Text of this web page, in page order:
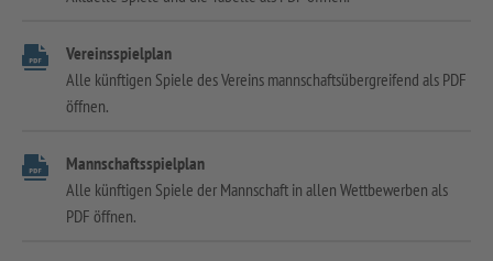
Vereinsspielplan
Alle künftigen Spiele des Vereins mannschaftsübergreifend als PDF
öffnen.
Mannschaftsspielplan
Alle künftigen Spiele der Mannschaft in allen Wettbewerben als
PDF öffnen.